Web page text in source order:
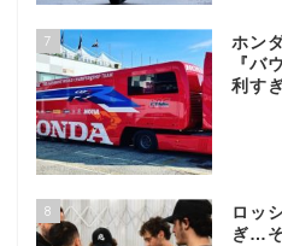
7
ホン
『バ
利す
8
ロッ
ぎ…